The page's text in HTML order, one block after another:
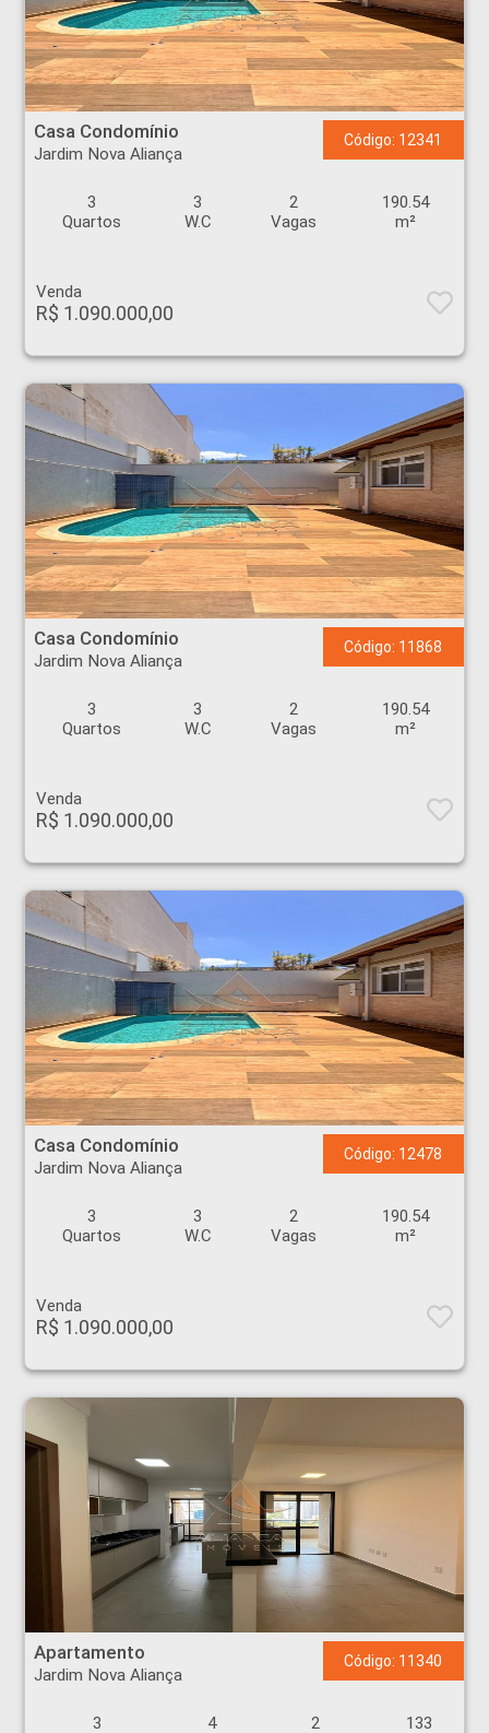
Casa Condomínio - Jardim Nova Aliança - Ribeirão Preto
Casa Condomínio
Jardim Nova Aliança
Código: 12341
3
Quartos
3
W.C
2
Vagas
190.54
m²
Venda
R$ 1.090.000,00
Casa Condomínio - Jardim Nova Aliança - Ribeirão Preto
Casa Condomínio
Jardim Nova Aliança
Código: 11868
3
Quartos
3
W.C
2
Vagas
190.54
m²
Venda
R$ 1.090.000,00
Casa Condomínio - Jardim Nova Aliança - Ribeirão Preto
Casa Condomínio
Jardim Nova Aliança
Código: 12478
3
Quartos
3
W.C
2
Vagas
190.54
m²
Venda
R$ 1.090.000,00
Apartamento - Jardim Nova Aliança - Ribeirão Preto
Apartamento
Jardim Nova Aliança
Código: 11340
3
4
2
133